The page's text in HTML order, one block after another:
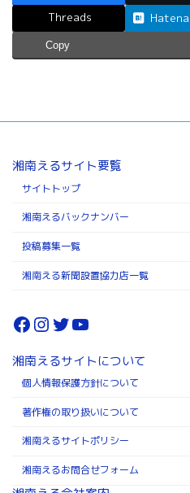
Threads
Hatena
Copy
湘南えるサイト要覧
サイトトップ
湘南えるバックナンバー
投稿募集一覧
湘南える新聞設置協力店一覧
Facebook
Instagram
Twitter
YouTube
湘南えるサイトについて
個人情報保護方針について
著作権の取り扱いについて
湘南えるサイトポリシー
湘南えるお問合せフォーム